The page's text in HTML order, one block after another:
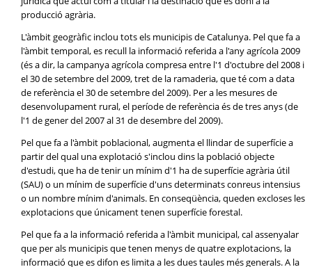
producció agrària.
L'àmbit geogràfic inclou tots els municipis de Catalunya. Pel que fa a
l'àmbit temporal, es recull la informació referida a l'any agrícola 2009
(és a dir, la campanya agrícola compresa entre l'1 d'octubre del 2008 i
el 30 de setembre del 2009, tret de la ramaderia, que té com a data
de referència el 30 de setembre del 2009). Per a les mesures de
desenvolupament rural, el període de referència és de tres anys (de
l'1 de gener del 2007 al 31 de desembre del 2009).
Pel que fa a l'àmbit poblacional, augmenta el llindar de superfície a
partir del qual una explotació s'inclou dins la població objecte
d'estudi, que ha de tenir un mínim d'1 ha de superfície agrària útil
(SAU) o un mínim de superfície d'uns determinats conreus intensius
o un nombre mínim d'animals. En conseqüència, queden excloses les
explotacions que únicament tenen superfície forestal.
Pel que fa a la informació referida a l'àmbit municipal, cal assenyalar
que per als municipis que tenen menys de quatre explotacions, la
informació que es difon es limita a les dues taules més generals. A la